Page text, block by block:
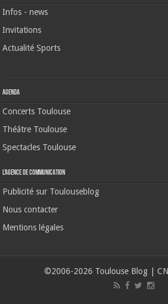
Infos - news
Invitations
Actualité Sports
Agenda
Concerts Toulouse
Théâtre Toulouse
Spectacles Toulouse
L’agence de communication
Publicité sur Toulouseblog
Nous contacter
Mentions légales
©2006-2026 Toulouse Blog |